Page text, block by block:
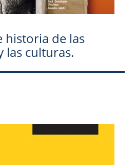
historia de las
las culturas.